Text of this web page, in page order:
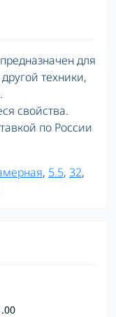
для
техники,
свойства.
по России
, 5.5, 32,